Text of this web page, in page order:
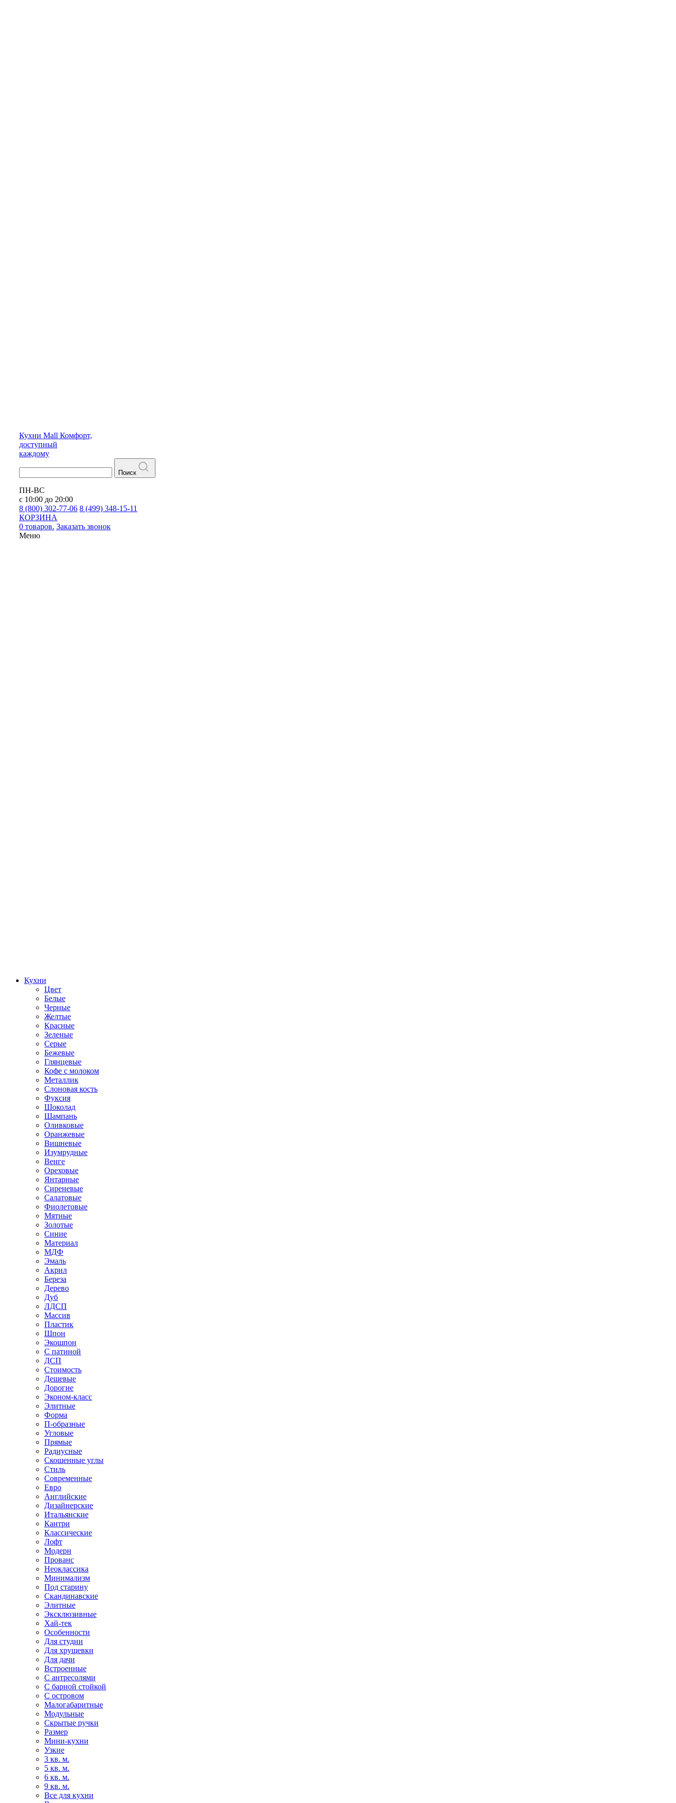
Кухни Mall Комфорт,
доступный
каждому
Поиск
ПН-ВС
с 10:00 до 20:00
8 (800) 302-77-06 8 (499) 348-15-11
КОРЗИНА
0 товаров. Заказать звонок
Меню
Кухни
Цвет
Белые
Черные
Желтые
Красные
Зеленые
Серые
Бежевые
Глянцевые
Кофе с молоком
Металлик
Слоновая кость
Фуксия
Шоколад
Шампань
Оливковые
Оранжевые
Вишневые
Изумрудные
Венге
Ореховые
Янтарные
Сиреневые
Салатовые
Фиолетовые
Мятные
Золотые
Синие
Материал
МДФ
Эмаль
Акрил
Береза
Дерево
Дуб
ЛДСП
Массив
Пластик
Шпон
Экошпон
С патиной
ДСП
Стоимость
Дешевые
Дорогие
Эконом-класс
Элитные
Форма
П-образные
Угловые
Прямые
Радиусные
Скошенные углы
Стиль
Современные
Евро
Английские
Дизайнерские
Итальянские
Кантри
Классические
Лофт
Модерн
Прованс
Неоклассика
Минимализм
Под старину
Скандинавские
Элитные
Эксклюзивные
Хай-тек
Особенности
Для студии
Для хрущевки
Для дачи
Встроенные
С антресолями
С барной стойкой
С островом
Малогабаритные
Модульные
Скрытые ручки
Размер
Мини-кухни
Узкие
3 кв. м.
5 кв. м.
6 кв. м.
9 кв. м.
Все для кухни